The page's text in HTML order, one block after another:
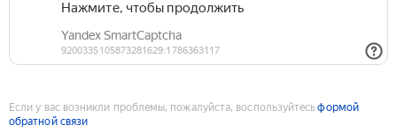
Если у вас возникли проблемы, пожалуйста, воспользуйтесьформой
обратной связи